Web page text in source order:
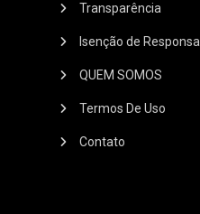
Transparência
Isenção de
QUEM SOMOS
Termos De Uso
Contato